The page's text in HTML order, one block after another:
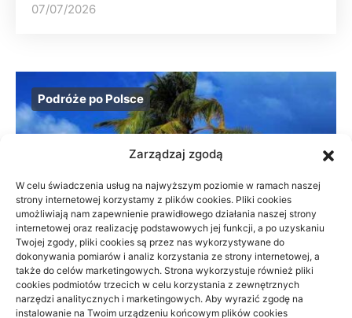
Zarządzaj zgodą
W celu świadczenia usług na najwyższym poziomie w ramach naszej
strony internetowej korzystamy z plików cookies. Pliki cookies
umożliwiają nam zapewnienie prawidłowego działania naszej strony
internetowej oraz realizację podstawowych jej funkcji, a po uzyskaniu
Twojej zgody, pliki cookies są przez nas wykorzystywane do
dokonywania pomiarów i analiz korzystania ze strony internetowej, a
także do celów marketingowych. Strona wykorzystuje również pliki
cookies podmiotów trzecich w celu korzystania z zewnętrznych
narzędzi analitycznych i marketingowych. Aby wyrazić zgodę na
instalowanie na Twoim urządzeniu końcowym plików cookies
07/07/2026
Podróże po Polsce